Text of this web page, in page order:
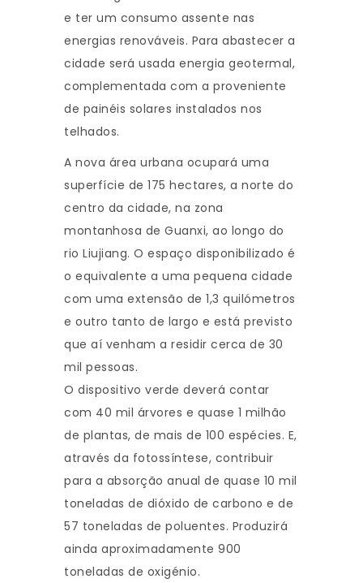
e ter um consumo assente nas
energias renováveis. Para abastecer a
cidade será usada energia geotermal,
complementada com a proveniente
de painéis solares instalados nos
telhados.
A nova área urbana ocupará uma
superfície de 175 hectares, a norte do
centro da cidade, na zona
montanhosa de Guanxi, ao longo do
rio Liujiang. O espaço disponibilizado é
o equivalente a uma pequena cidade
com uma extensão de 1,3 quilómetros
e outro tanto de largo e está previsto
que aí venham a residir cerca de 30
mil pessoas.
O dispositivo verde deverá contar
com 40 mil árvores e quase 1 milhão
de plantas, de mais de 100 espécies. E,
através da fotossíntese, contribuir
para a absorção anual de quase 10 mil
toneladas de dióxido de carbono e de
57 toneladas de poluentes. Produzirá
ainda aproximadamente 900
toneladas de oxigénio.